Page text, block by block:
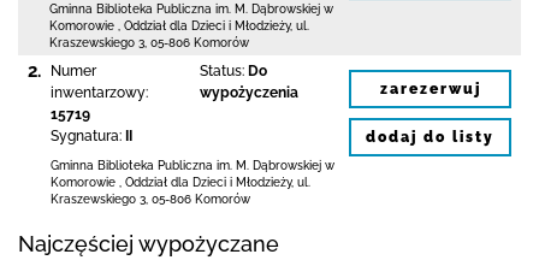
Gminna Biblioteka Publiczna im. M. Dąbrowskiej w
Komorowie
Oddział dla Dzieci i Młodzieży, ul.
Kraszewskiego 3 05-806 Komorów
2.
Numer
inwentarzowy:
15719
Sygnatura:
Status: Do
wypożyczenia
Gminna Biblioteka Publiczna im. M. Dąbrowskiej w
Komorowie
Oddział dla Dzieci i Młodzieży, ul.
Kraszewskiego 3 05-806 Komorów
zarezerwuj
dodaj do listy
Najczęściej wypożyczane